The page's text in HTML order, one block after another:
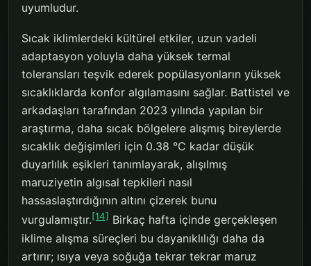
uyumludur.
Sıcak iklimlerdeki kültürel etkiler, uzun vadeli
adaptasyon yoluyla daha yüksek termal
toleransları teşvik ederek popülasyonların yüksek
sıcaklıklarda konfor algılamasını sağlar. Battistel ve
arkadaşları tarafından 2023 yılında yapılan bir
araştırma, daha sıcak bölgelere alışmış bireylerde
sıcaklık değişimleri için 0.38 °C kadar düşük
duyarlılık eşikleri tanımlayarak, alışılmış
maruziyetin algısal tepkileri nasıl
hassaslaştırdığının altını çizerek bunu
vurgulamıştır.[14] Birkaç hafta içinde gerçekleşen
iklime alışma süreçleri bu dayanıklılığı daha da
artırır; ısıya veya soğuğa tekrar tekrar maruz